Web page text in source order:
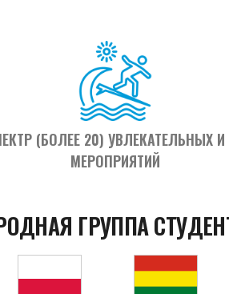
(БОЛЕЕ 20) УВЛЕКАТЕЛЬНЫХ
МЕРОПРИЯТИЙ
ГРУППА